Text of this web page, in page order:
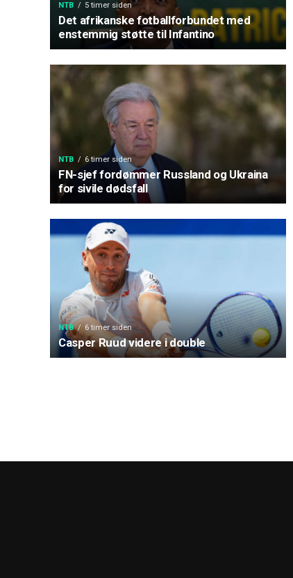
NTB 5 timer siden
Det afrikanske fotballforbundet med
enstemmig støtte til Infantino
NTB 6 timer siden
FN-sjef fordømmer Russland og Ukraina
for sivile dødsfall
NTB 6 timer siden
Casper Ruud videre i double